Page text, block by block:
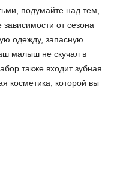
подумайте над тем,
зависимости от сезона
одежду, запасную
малыш не скучал в
также входит зубная
косметика, которой вы